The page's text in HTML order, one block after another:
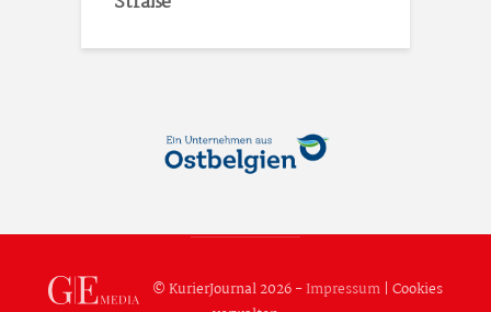
© KurierJournal 2026 -Impressum| Cookies